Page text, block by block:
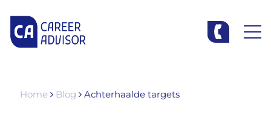
Home Blog Achterhaalde targets